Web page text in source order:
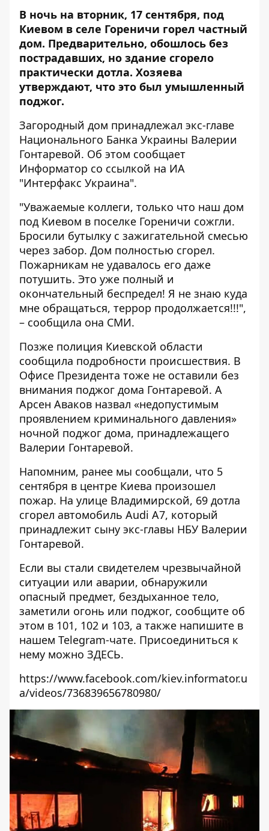
В ночь на вторник, 17 сентября, под
Киевом в селе Гореничи горел частный
дом. Предварительно, обошлось без
пострадавших, но здание сгорело
практически дотла. Хозяева
утверждают, что это был умышленный
поджог.
Загородный дом принадлежал экс-главе
Национального Банка Украины Валерии
Гонтаревой. Об этом сообщает
Информатор со ссылкой на ИА
"Интерфакс Украина".
"Уважаемые коллеги, только что наш дом
под Киевом в поселке Гореничи сожгли.
Бросили бутылку с зажигательной смесью
через забор. Дом полностью сгорел.
Пожарникам не удавалось его даже
потушить. Это уже полный и
окончательный беспредел! Я не знаю куда
мне обращаться, террор продолжается!!!",
– сообщила она СМИ.
Позже полиция Киевской области
сообщила подробности происшествия. В
Офисе Президента тоже не оставили без
внимания поджог дома Гонтаревой. А
Арсен Аваков назвал «недопустимым
проявлением криминального давления»
ночной поджог дома, принадлежащего
Валерии Гонтаревой.
Напомним, ранее мы сообщали, что 5
сентября в центре Киева произошел
пожар. На улице Владимирской, 69 дотла
сгорел автомобиль Audi А7, который
принадлежит сыну экс-главы НБУ Валерии
Гонтаревой.
Если вы стали свидетелем чрезвычайной
ситуации или аварии, обнаружили
опасный предмет, бездыханное тело,
заметили огонь или поджог, сообщите об
этом в 101, 102 и 103, а также напишите в
нашем Telegram-чате. Присоединиться к
нему можно ЗДЕСЬ.
https://www.facebook.com/kiev.informator.u
a/videos/736839656780980/